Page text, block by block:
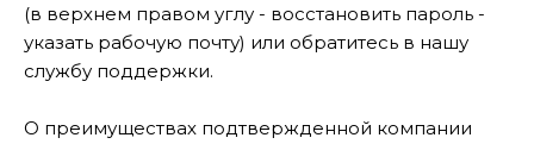
(в верхнем правом углу - восстановить пароль -
указать рабочую почту) или обратитесь в нашу
службу поддержки.
О преимуществах подтвержденной компании